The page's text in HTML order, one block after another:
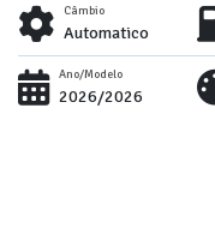
Câmbio
Automatico
Ano/Modelo
2026/2026